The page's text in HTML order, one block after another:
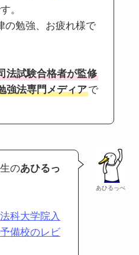
。
の勉強、お疲れ様で
法試験合格者が監修
強法専門メディアで
あひるっぺ
のあひるっ
法科大学院入
備校のレビ